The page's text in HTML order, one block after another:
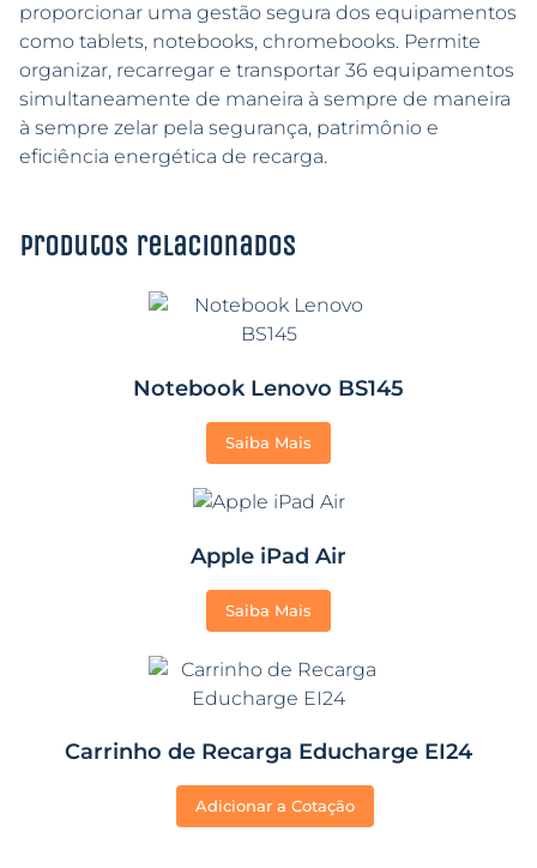
proporcionar uma gestão segura dos equipamentos
como tablets, notebooks, chromebooks. Permite
organizar, recarregar e transportar 36 equipamentos
simultaneamente de maneira à sempre de maneira
à sempre zelar pela segurança, patrimônio e
eficiência energética de recarga.
Produtos relacionados
Notebook Lenovo BS145
Saiba Mais
Apple iPad Air
Saiba Mais
Carrinho de Recarga Educharge EI24
Adicionar a Cotação